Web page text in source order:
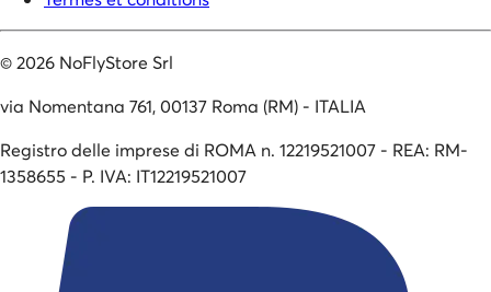
©2026 NoFlyStore Srl
via Nomentana 761, 00137 Roma (RM) - ITALIA
Registro delle imprese di ROMA n. 12219521007 - REA: RM-
1358655 - P. IVA: IT12219521007